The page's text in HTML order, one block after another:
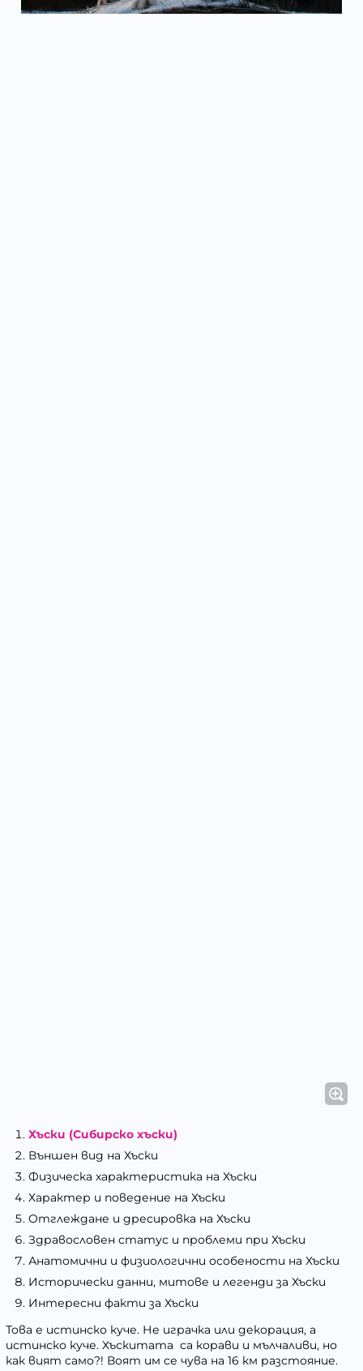
Хъски (Сибирско хъски)
Външен вид на Хъски
Физическа характеристика на Хъски
Характер и поведение на Хъски
Отглеждане и дресировка на Хъски
Здравословен статус и проблеми при Хъски
Анатомични и физиологични особености на Хъски
Исторически данни, митове и легенди за Хъски
Интересни факти за Хъски
Това е истинско куче. Не играчка или декорация, а
истинско куче. Хъскитата са корави и мълчаливи, но
как вият само?! Воят им се чува на 16 км разстояние.